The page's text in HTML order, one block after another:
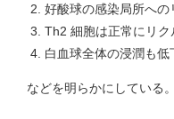
好酸球の感染局所への
Th2 細胞は正常にリク
白血球全体の浸潤も
などを明らかにしている。